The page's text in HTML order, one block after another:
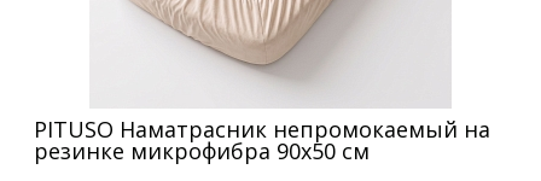
PITUSO Наматрасник непромокаемый на
резинке микрофибра 90х50 см